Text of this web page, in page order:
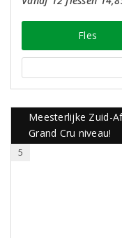
Fles
Meesterlijke Zuid-
Grand Cru niveau!
5